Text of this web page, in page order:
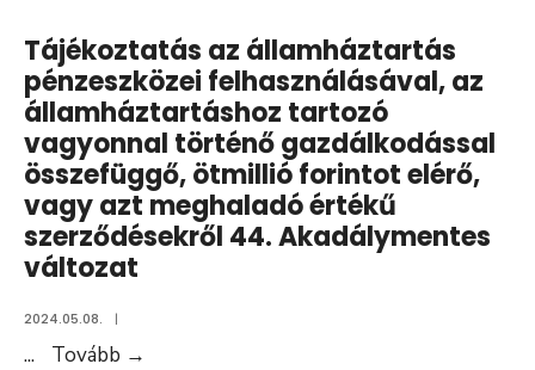
forintot
elérő,
vagy
azt
meghaladó
értékű
szerződésekről
államháztartás
pénzeszközei
felhasználásával,
az
államháztartáshoz
tartozó
vagyonnal
Tájékoztatás az államháztartás
pénzeszközei felhasználásával, az
államháztartáshoz tartozó
vagyonnal történő gazdálkodással
összefüggő, ötmillió forintot elérő,
vagy azt meghaladó értékű
szerződésekről 44. Akadálymentes
változat
2024.05.08. |
... Tovább →